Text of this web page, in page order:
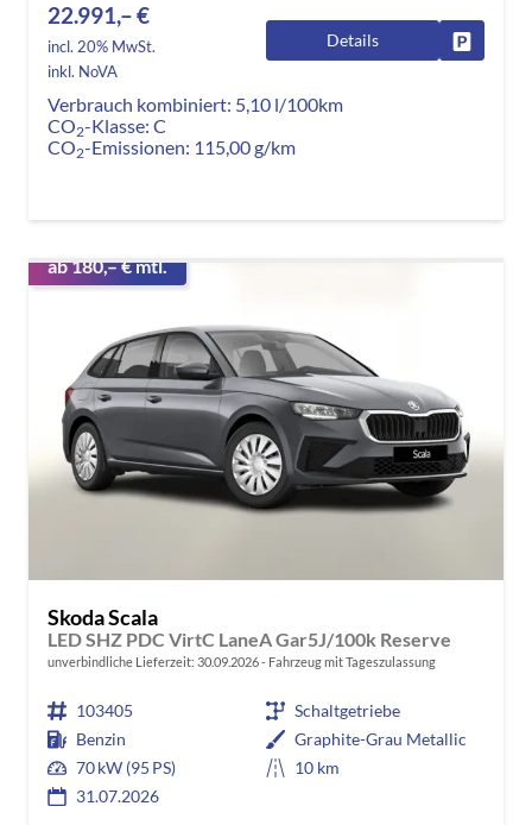
22.991,– €
incl. 20% MwSt.
inkl. NoVA
Details
Verbrauch kombiniert: 5,10 l/100km
CO2-Klasse: C
CO2-Emissionen: 115,00 g/km
ab 180,– € mtl.
Skoda Scala
LED SHZ PDC VirtC LaneA Gar5J/100k Reserve
unverbindliche Lieferzeit: 30.09.2026 Fahrzeug mit Tageszulassung
103405
Schaltgetriebe
Benzin
Graphite-Grau Metallic
70 kW (95 PS)
10 km
31.07.2026